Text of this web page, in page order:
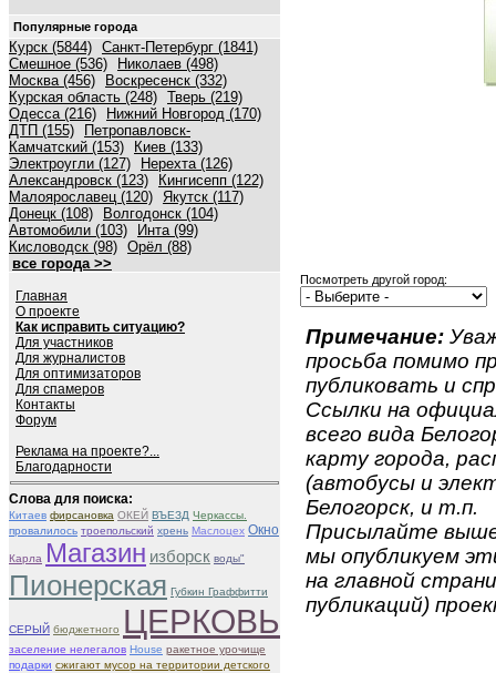
Популярные города
Курск (5844) Санкт-Петербург (1841)
Смешное (536)
Николаев (498)
Москва (456)
Воскресенск (332)
Курская область (248) Тверь (219)
Одесса (216)
Нижний Новгород (170)
ДТП (155)
Петропавловск-
Камчатский (153)
Киев (133)
Электроугли (127)
Нерехта (126)
Александровск (123)
Кингисепп (122)
Малоярославец (120) Якутск (117)
Донецк (108)
Волгодонск (104)
Автомобили (103)
Инта (99)
Кисловодск (98) Орёл (88)
все города >>
Главная
О проекте
Как исправить ситуацию?
Для участников
Для журналистов
Для оптимизаторов
Для спамеров
Контакты
Форум
Реклама на проекте?...
Благодарности
Слова для поиска:
Китаев фирсановка ОКЕЙ ВЪЕЗД Черкассы.
провалилось троепольский хрень Маслоцех Окно
Карла Магазин изборск воды"
Пионерская Губкин Граффитти
СЕРЫЙ бюджетного ЦЕРКОВЬ
заселение нелегалов House ракетное урочище
подарки сжигают мусор на территории детского
Посмотреть другой город:
Примечание:
просьба помимо
публиковать и
Ссылки на
всего вида
карту города,
(автобусы и
Белогорск, и т.п.
Присылайте
мы опубликуем
на главной
публикаций)